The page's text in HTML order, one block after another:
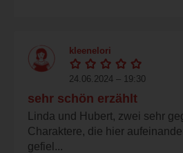
kleenelori
24.06.2024 – 19:30
sehr schön erzählt
Linda und Hubert, zwei sehr
Charaktere, die hier
gefiel...